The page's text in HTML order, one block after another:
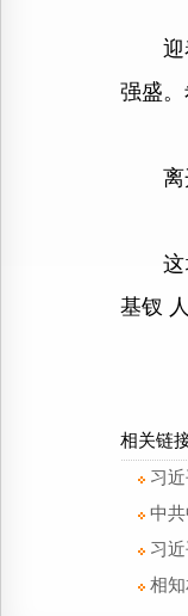
迎着
强盛
离开
这块
基钗
相关链
习
中
习
相